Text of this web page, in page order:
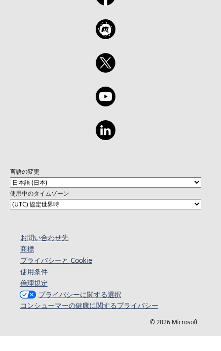
言語の変更
使用中のタイムゾーン
お問い合わせ先
商標
プライバシーと Cookie
使用条件
倫理規定
プライバシーに関する選択
コンシューマーの健康に関するプライバシー
© 2026 Microsoft